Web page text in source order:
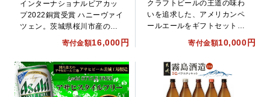
インターナショナルビアカッ
プ2022銅賞受賞 ハニーヴァイ
ツェン。茨城県桜川市産の希
少な山桜はちみつと国産小麦
を用いた無濾過ビールです。
寄付金額16,000円
クラフトビールの王道の味わ
いを追求した、アメリカンペ
ールエールをギフトセットで
お届けします♪
寄付金額10,000円